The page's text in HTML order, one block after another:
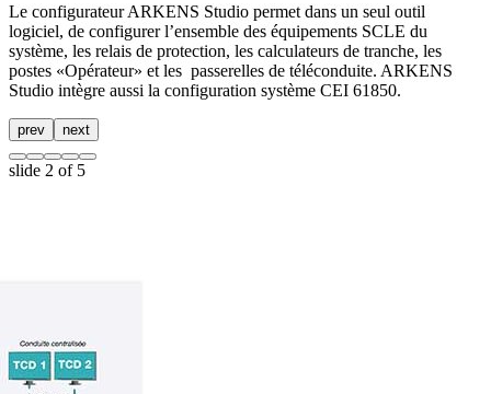
Le configurateur ARKENS Studio permet dans un seul outil
logiciel, de configurer l’ensemble des équipements SCLE du
système, les relais de protection, les calculateurs de tranche, les
postes «Opérateur» et les passerelles de téléconduite. ARKENS
Studio intègre aussi la configuration système CEI 61850.
prev next
slide 2 of 5